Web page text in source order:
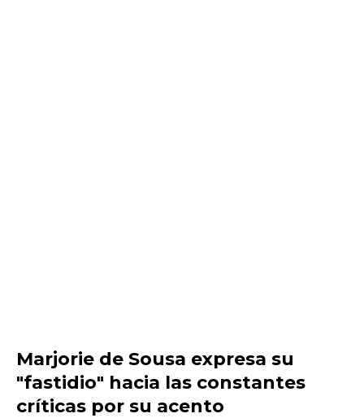
Marjorie de Sousa expresa su
"fastidio" hacia las constantes
críticas por su acento